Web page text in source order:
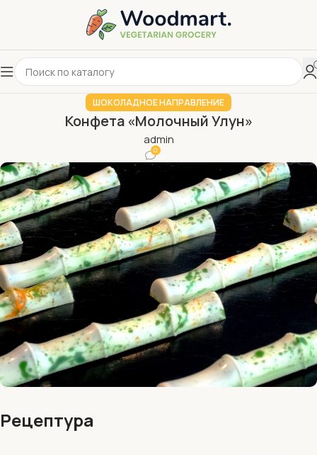
ШОКОЛАДНОЕ НАПРАВЛЕНИЕ
Конфета «Молочный Улун»
admin
0
Рецептура